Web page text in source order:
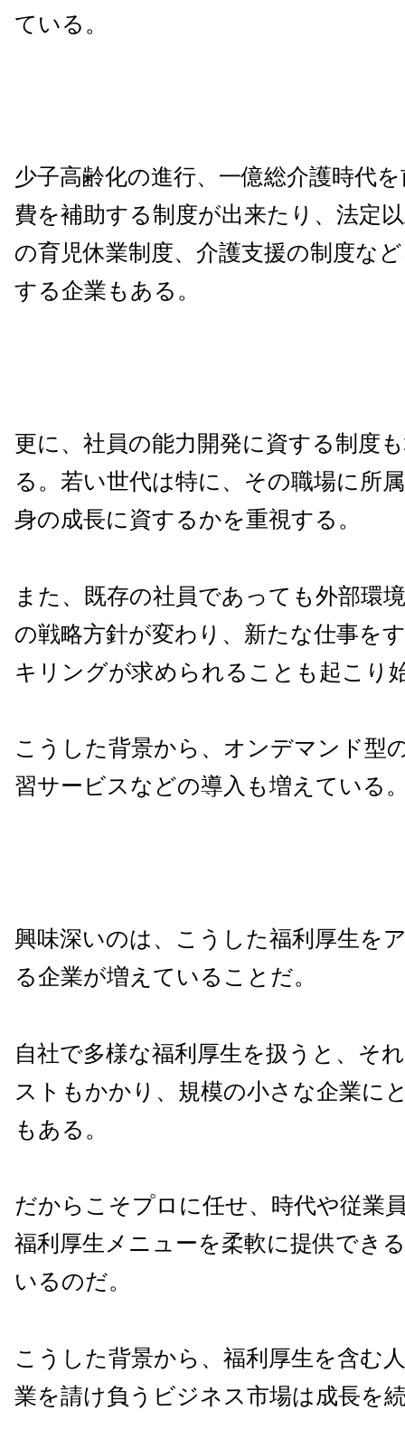
ている。
少子高齢化の進行、一億総介護時代
費を補助する制度が出来たり、法定
の育児休業制度、介護支援の制度な
する企業もある。
更に、社員の能力開発に資する制度
る。若い世代は特に、その職場に所
身の成長に資するかを重視する。
また、既存の社員であっても外部環
の戦略方針が変わり、新たな仕事を
キリングが求められることも起こり
こうした背景から、オンデマンド型
習サービスなどの導入も増えている
興味深いのは、こうした福利厚生を
る企業が増えていることだ。
自社で多様な福利厚生を扱うと、そ
ストもかかり、規模の小さな企業に
もある。
だからこそプロに任せ、時代や従業
福利厚生メニューを柔軟に提供でき
いるのだ。
こうした背景から、福利厚生を含む
業を請け負うビジネス市場は成長を